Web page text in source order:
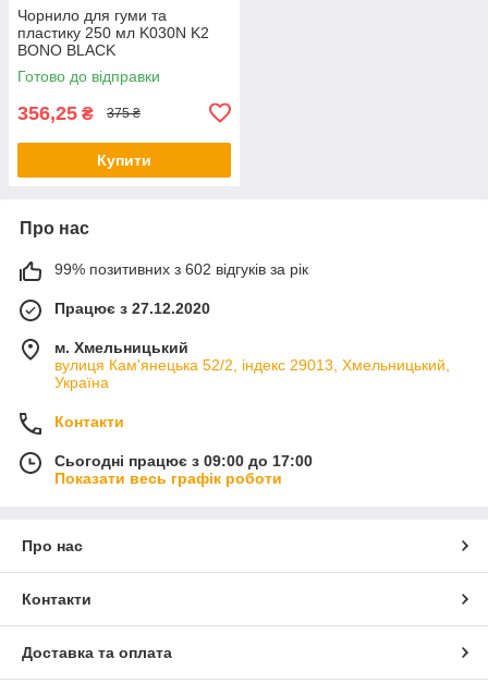
Чорнило для гуми та
пластику 250 мл K030N K2
BONO BLACK
Готово до відправки
356,25 ₴ 375 ₴
Купити
Про нас
99% позитивних з 602 відгуків за рік
Працює з 27.12.2020
м. Хмельницький
вулиця Кам'янецька 52/2, індекс 29013, Хмельницький,
Україна
Контакти
Сьогодні працює з 09:00 до 17:00
Показати весь графік роботи
Про нас
Контакти
Доставка та оплата